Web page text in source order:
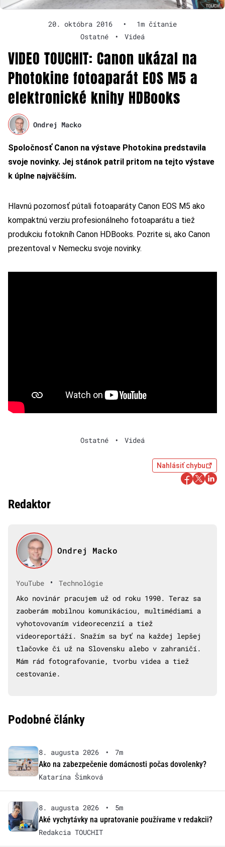
20. októbra 2016 •
1m čítanie
Ostatné
• Videá
VIDEO TOUCHIT: Canon ukázal na
Photokine fotoaparát EOS M5 a
elektronické knihy HDBooks
Ondrej Macko
Spoločnosť Canon na výstave Photokina predstavila
svoje novinky. Jej stánok patril pritom na tejto výstave
k úplne najväčším.
Hlavnú pozornosť pútali fotoaparáty Canon EOS M5 ako
kompaktnú verziu profesionálneho fotoaparátu a tiež
produkciu fotokníh Canon HDBooks. Pozrite si, ako Canon
prezentoval v Nemecku svoje novinky.
Ostatné • Videá
Nahlásiť chybu
Redaktor
Ondrej Macko
YouTube •
Technológie
Ako novinár pracujem už od roku 1990. Teraz sa
zaoberám mobilnou komunikáciou, multimédiami a
vyhotovovaním videorecenzií a tiež
videoreportáží. Snažím sa byť na každej lepšej
tlačovke či už na Slovensku alebo v zahraničí.
Mám rád fotografovanie, tvorbu videa a tiež
cestovanie.
Podobné články
8. augusta 2026 •
7m
Ako na zabezpečenie domácnosti počas dovolenky?
Katarína Šimková
8. augusta 2026 •
5m
Aké vychytávky na upratovanie používame v redakcii?
Redakcia TOUCHIT